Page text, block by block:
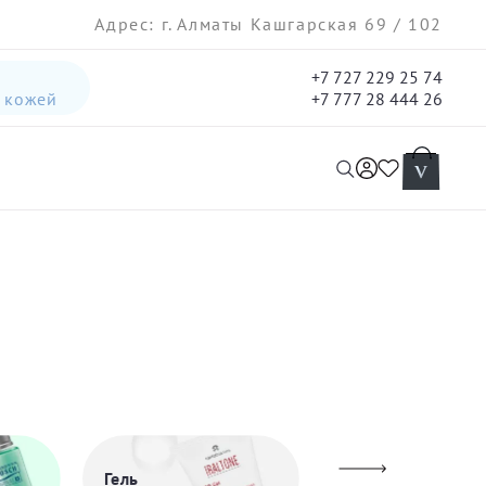
Адрес: г. Алматы Кашгарская 69 / 102
кожей
+7 727 229 25 74
+7 777 28 444 26
Гель Лосьоны